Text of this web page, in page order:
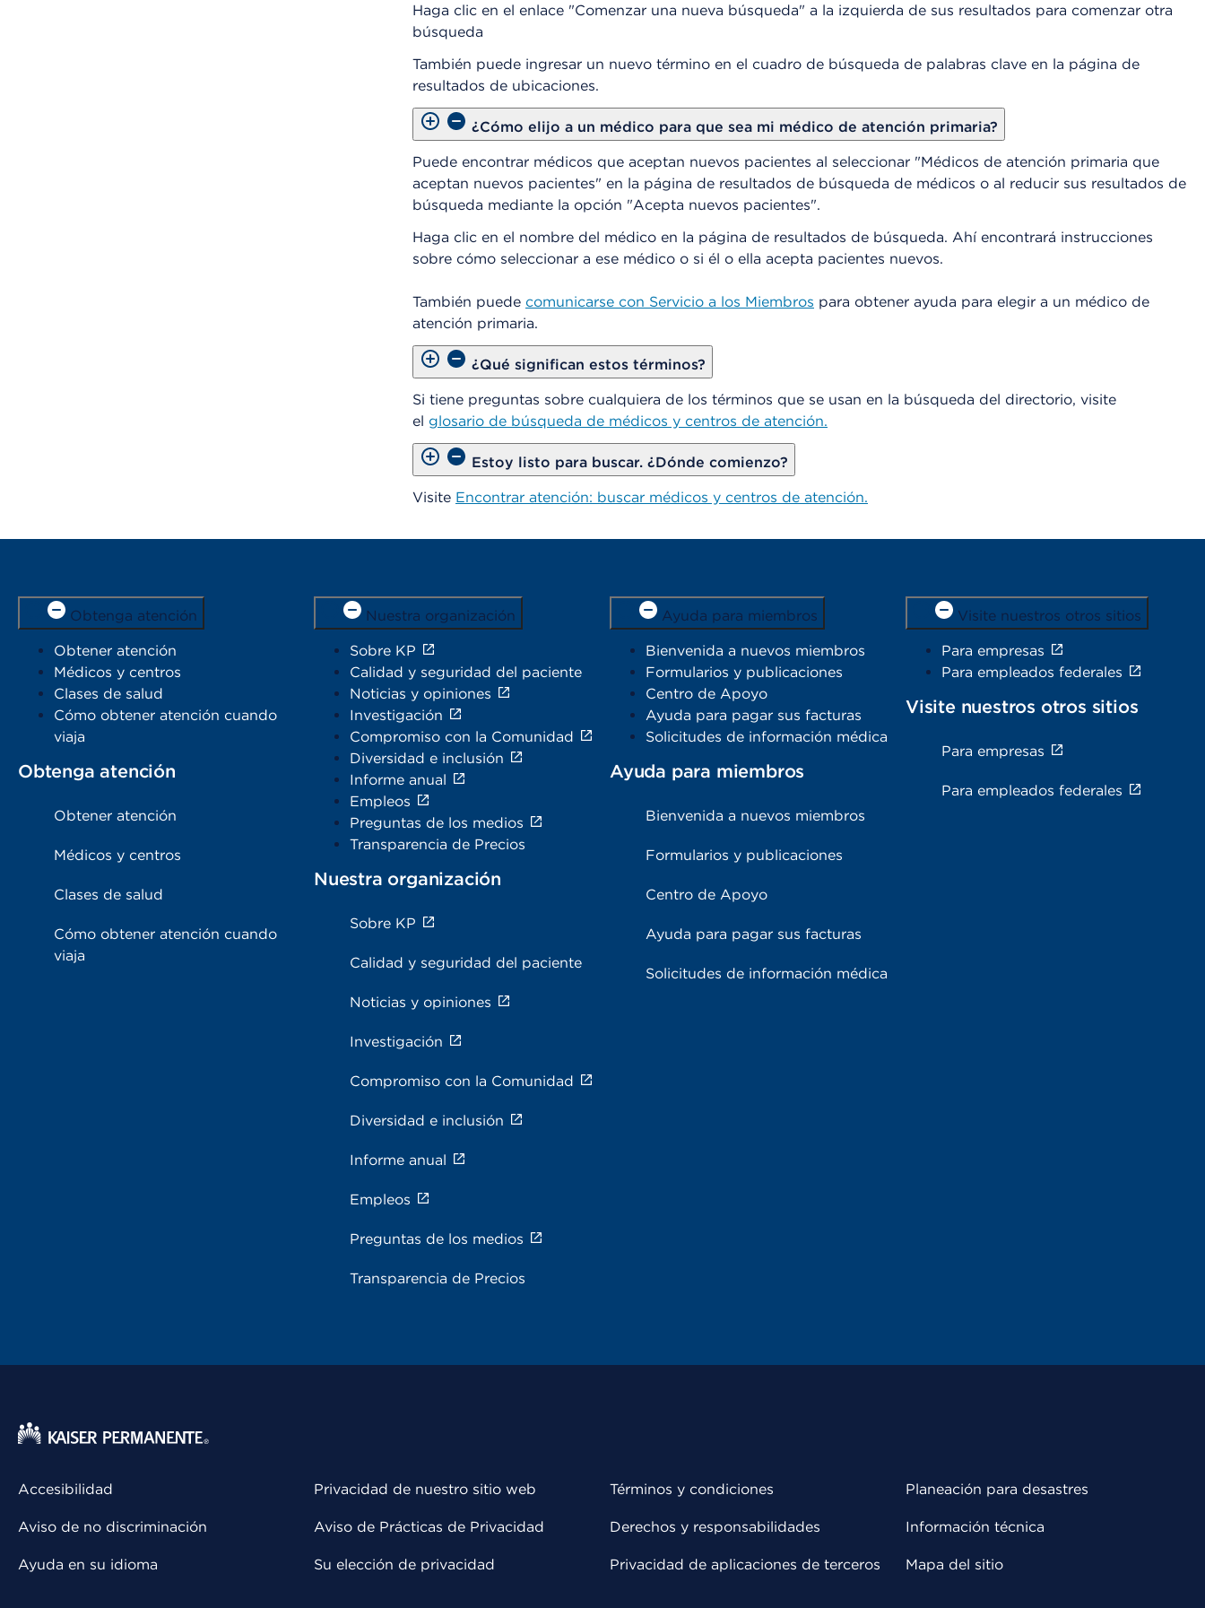
Haga clic en el enlace "Comenzar una nueva búsqueda" a la izquierda de sus resultados para comenzar otra
búsqueda
También puede ingresar un nuevo término en el cuadro de búsqueda de palabras clave en la página de
resultados de ubicaciones.
¿Cómo elijo a un médico para que sea mi médico de atención primaria?
Puede encontrar médicos que aceptan nuevos pacientes al seleccionar "Médicos de atención primaria que
aceptan nuevos pacientes" en la página de resultados de búsqueda de médicos o al reducir sus resultados de
búsqueda mediante la opción "Acepta nuevos pacientes".
Haga clic en el nombre del médico en la página de resultados de búsqueda. Ahí encontrará instrucciones
sobre cómo seleccionar a ese médico o si él o ella acepta pacientes nuevos.
También puede comunicarse con Servicio a los Miembros para obtener ayuda para elegir a un médico de
atención primaria.
¿Qué significan estos términos?
Si tiene preguntas sobre cualquiera de los términos que se usan en la búsqueda del directorio, visite
el glosario de búsqueda de médicos y centros de atención.
Estoy listo para buscar. ¿Dónde comienzo?
Visite Encontrar atención: buscar médicos y centros de atención.
Obtenga atención
Obtener atención
Médicos y centros
Clases de salud
Cómo obtener atención cuando
viaja
Obtenga atención
Obtener atención
Médicos y centros
Clases de salud
Cómo obtener atención cuando
viaja
Nuestra organización
Sobre KP
Calidad y seguridad del paciente
Noticias y opiniones
Investigación
Compromiso con la Comunidad
Diversidad e inclusión
Informe anual
Empleos
Preguntas de los medios
Transparencia de Precios
Nuestra organización
Sobre KP
Calidad y seguridad del paciente
Noticias y opiniones
Investigación
Compromiso con la Comunidad
Diversidad e inclusión
Informe anual
Empleos
Preguntas de los medios
Transparencia de Precios
Ayuda para miembros
Bienvenida a nuevos miembros
Formularios y publicaciones
Centro de Apoyo
Ayuda para pagar sus facturas
Solicitudes de información médica
Ayuda para miembros
Bienvenida a nuevos miembros
Formularios y publicaciones
Centro de Apoyo
Ayuda para pagar sus facturas
Solicitudes de información médica
Visite nuestros otros sitios
Para empresas
Para empleados federales
Visite nuestros otros sitios
Para empresas
Para empleados federales
Accesibilidad
Aviso de no discriminación
Ayuda en su idioma
Privacidad de nuestro sitio web
Aviso de Prácticas de Privacidad
Su elección de privacidad
Términos y condiciones
Derechos y responsabilidades
Privacidad de aplicaciones de terceros
Planeación para desastres
Información técnica
Mapa del sitio